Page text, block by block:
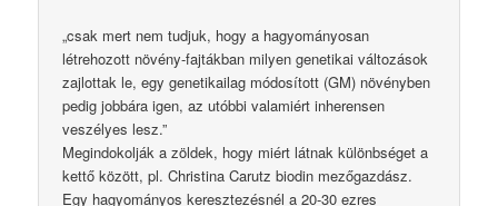
„csak mert nem tudjuk, hogy a hagyományosan
létrehozott növény-fajtákban milyen genetikai változások
zajlottak le, egy genetikailag módosított (GM) növényben
pedig jobbára igen, az utóbbi valamiért inherensen
veszélyes lesz.”
Megindokolják a zöldek, hogy miért látnak különbséget a
kettő között, pl. Christina Carutz biodin mezőgazdász.
Egy hagyományos keresztezésnél a 20-30 ezres